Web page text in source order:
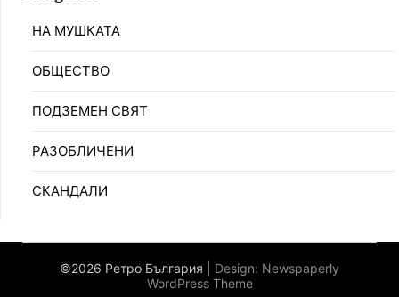
НА МУШКАТА
ОБЩЕСТВО
ПОДЗЕМЕН СВЯТ
РАЗОБЛИЧЕНИ
СКАНДАЛИ
©2026 Ретро България | Design: Newspaperly
WordPress Theme